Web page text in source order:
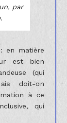
par
en matière
est bien
(qui
doit-on
à ce
qui